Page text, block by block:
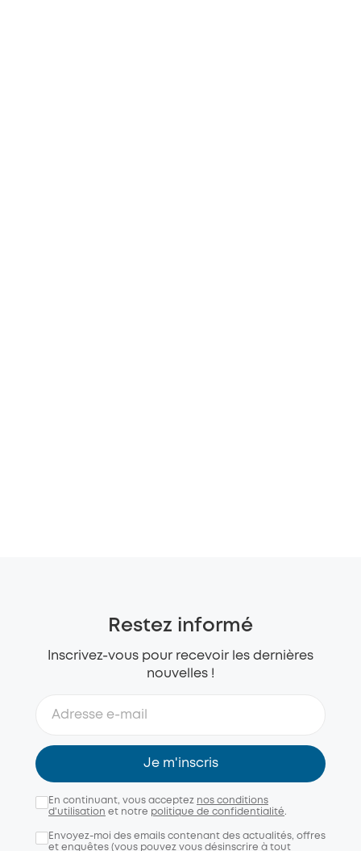
Restez informé
Inscrivez-vous pour recevoir les dernières
nouvelles !
Je m'inscris
En continuant, vous acceptez nos conditions
d'utilisation et notre politique de confidentialité.
Envoyez-moi des emails contenant des actualités, offres
et enquêtes (vous pouvez vous désinscrire à tout